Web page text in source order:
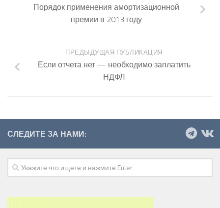
Порядок применения амортизационной
премии в 2013 году
ПРЕДЫДУЩАЯ ПУБЛИКАЦИЯ
Если отчета нет — необходимо заплатить
НДФЛ
СЛЕДИТЕ ЗА НАМИ: